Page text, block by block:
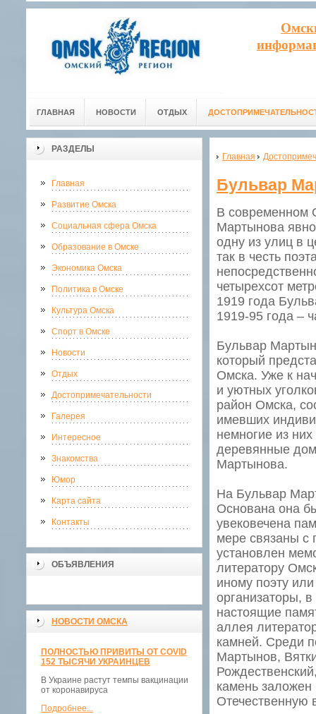
ГЛАВНАЯ НОВОСТИ ОТДЫХ
РАЗДЕЛЫ
Главная
Развитие Омска
Социальная сфера Омска
Образование в Омске
Экономика Омска
Политика в Омске
Культура Омска
Спорт в Омске
Новости
Отдых
Достопримечательности
Галерея
Интересное
Знакомства
Юмор
Карта сайта
Контакты
ОБЪЯВЛЕНИЯ
НОВОСТИ ОМСКА
ПОЛНОСТЬЮ ПРИВИТЫ ОТ COVID
152 ТЫСЯЧИ УКРАИНЦЕВ
В Украине растут темпы вакцинации
от коронавируса
Подробнее...
Главная
Бульвар
В современном
Мартынова
одну из улиц в
так в честь
четырехсот
1919 года
1919-95 года –
Бульвар
который
Омска. Уже к
и уютных
район Омска,
имевших
немногие из
деревянные
Мартынова.
На Бульвар
Основана она
увековечена
мере связаны с
установлен
литератору
иному поэту
организаторы,
настоящие
аллея
камней. Среди
Мартынов,
камень
Отечественную